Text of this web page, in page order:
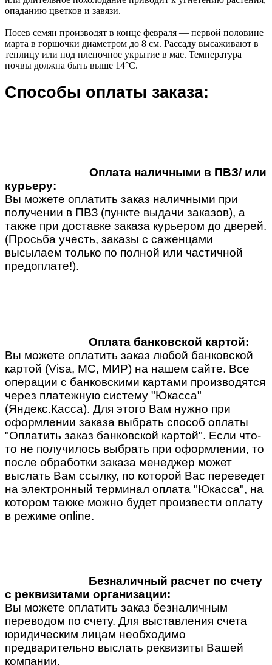
опаданию цветков и завязи.
Посев семян производят в конце февраля — первой половине
марта в горшочки диаметром до 8 см. Рассаду высаживают в
теплицу или под пленочное укрытие в мае. Температура
почвы должна быть выше 14°С.
Способы оплаты заказа:
Оплата наличными в ПВЗ/ или
курьеру:
Вы можете оплатить заказ наличными при
получении в ПВЗ (пункте выдачи заказов), а
также при доставке заказа курьером до дверей.
(Просьба учесть, заказы с саженцами
высылаем только по полной или частичной
предоплате!).
Оплата банковской картой:
Вы можете оплатить заказ любой банковской
картой (Visa, MC, МИР) на нашем сайте. Все
операции с банковскими картами производятся
через платежную систему "Юкасса"
(Яндекс.Касса). Для этого Вам нужно при
оформлении заказа выбрать способ оплаты
"Оплатить заказ банковской картой". Если что-
то не получилось выбрать при оформлении, то
после обработки заказа менеджер может
выслать Вам ссылку, по которой Вас переведет
на электронный терминал оплата "Юкасса", на
котором также можно будет произвести оплату
в режиме online.
Безналичный расчет по счету
с реквизитами организации:
Вы можете оплатить заказ безналичным
переводом по счету. Для выставления счета
юридическим лицам необходимо
предварительно выслать реквизиты Вашей
компании.